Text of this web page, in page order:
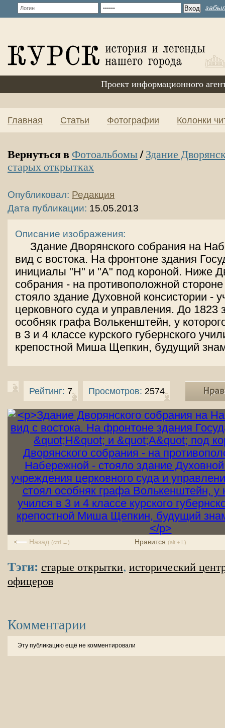
Проект информационного
Главная Статьи Фотографии Колонки
Вернуться в Фотоальбомы/Здание
старых открытках
Опубликовал: Редакция
Дата публикации: 15.05.2013
Описание изображения:
Здание Дворянского собрания на
вид с востока. На фронтоне здания
инициалы "Н" и "А" под короной. Ниже
собрания - на противоположной
стояло здание Духовной консистории -
церковного суда и управления. До 1823
особняк графа Волькенштейн, у
в 3 и 4 классе курского губернского
крепостной Миша Щепкин, будущий
Рейтинг: 7 Просмотров: 2574
Нравится (alt + L)
Назад (ctrl ←)
Тэги: старые открытки, исторический
офицеров
Комментарии
Эту публикацию ещё не комментировали